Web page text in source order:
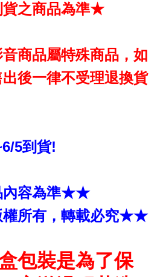
貨之商品為準★
商品屬特殊商品，如
後一律不受理退換貨
5到貨!
容為準★★
所有，轉載必究★★
包裝是為了保